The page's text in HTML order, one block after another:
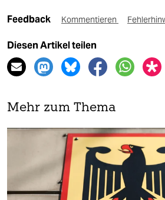
Feedback Kommentieren
Diesen Artikel teilen
Mehr zum Thema